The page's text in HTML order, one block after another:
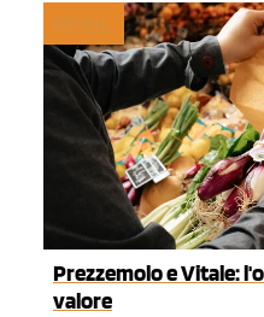
Prezzemolo e Vitale:
valore